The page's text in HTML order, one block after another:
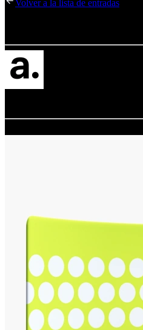
Volver a la lista de entradas